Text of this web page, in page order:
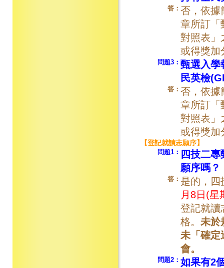
答： 否，依據
章所訂「
對照表」
或得獎加
問題3： 甄選入學
民英檢
答： 否，依據
章所訂「
對照表」
或得獎加
【登記就讀志願序】
問題1： 四技二
願序嗎？
答： 是的，四
月8日(星
登記就讀
格。 未於
未「確定
會。
問題2： 如果有2